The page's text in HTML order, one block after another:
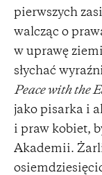
pierwszych
walcząc o
w uprawę
słychać
Peace with the
jako pisarka i
i praw kobiet,
Akademii.